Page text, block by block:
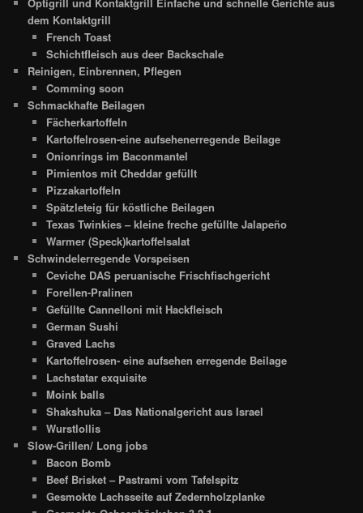
dem Kontaktgrill
French Toast
Schichtfleisch aus deer Backschale
Reinigen, Einbrennen, Pflegen
Comming soon
Schmackhafte Beilagen
Fächerkartoffeln
Kartoffelrosen-eine aufsehenerregende Beilage
Onionrings im Baconmantel
Pimientos mit Cheddar gefüllt
Pizzakartoffeln
Spätzleteig für köstliche Beilagen
Texas Twinkies – kleine freche gefüllte Jalapeño
Warmer (Speck)kartoffelsalat
Schwindelerregende Vorspeisen
Ceviche DAS peruanische Frischfischgericht
Forellen-Pralinen
Gefüllte Cannelloni mit Hackfleisch
German Sushi
Graved Lachs
Kartoffelrosen- eine aufsehen erregende Beilage
Lachstatar exquisite
Moink balls
Shakshuka – Das Nationalgericht aus Israel
Wurstlollis
Slow-Grillen/ Long jobs
Bacon Bomb
Beef Brisket – Pastrami vom Tafelspitz
Gesmokte Lachsseite auf Zedernholzplanke